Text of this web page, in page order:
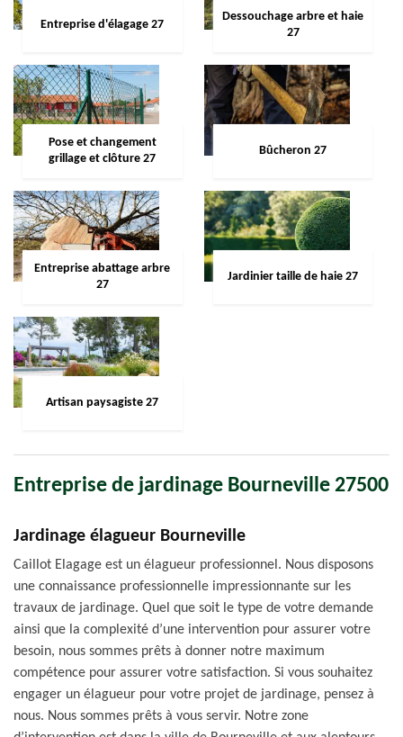
Entreprise d'élagage 27
Dessouchage arbre et haie
27
Pose et changement
grillage et clôture 27
Bûcheron 27
Entreprise abattage arbre
27
Jardinier taille de haie 27
Artisan paysagiste 27
Entreprise de jardinage Bourneville 27500
Jardinage élagueur Bourneville
Caillot Elagage est un élagueur professionnel. Nous disposons
une connaissance professionnelle impressionnante sur les
travaux de jardinage. Quel que soit le type de votre demande
ainsi que la complexité d’une intervention pour assurer votre
besoin, nous sommes prêts à donner notre maximum
compétence pour assurer votre satisfaction. Si vous souhaitez
engager un élagueur pour votre projet de jardinage, pensez à
nous. Nous sommes prêts à vous servir. Notre zone